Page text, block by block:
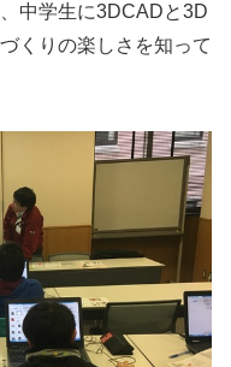
中学生に3DCADと3D
くりの楽しさを知って